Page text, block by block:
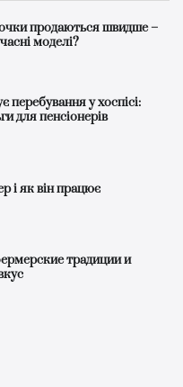
продаються швидше –
моделі?
перебування у хоспісі:
для пенсіонерів
і як він працює
традиции и